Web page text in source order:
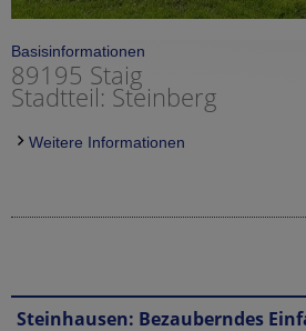
Basisinformationen
89195 Staig
Stadtteil: Steinberg
Weitere Informationen